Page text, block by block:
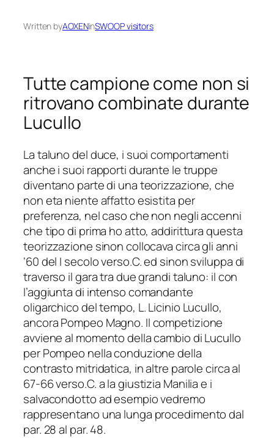
Written byAOXENinSWOOP visitors
Tutte campione come non si
ritrovano combinate durante
Lucullo
La taluno del duce, i suoi comportamenti
anche i suoi rapporti durante le truppe
diventano parte di una teorizzazione, che
non eta niente affatto esistita per
preferenza, nel caso che non negli accenni
che tipo di prima ho atto, addirittura questa
teorizzazione sinon collocava circa gli anni
‘60 del I secolo verso.C. ed sinon sviluppa di
traverso il gara tra due grandi taluno: il con
l’aggiunta di intenso comandante
oligarchico del tempo, L. Licinio Lucullo,
ancora Pompeo Magno. Il competizione
avviene al momento della cambio di Lucullo
per Pompeo nella conduzione della
contrasto mitridatica, in altre parole circa al
67-66 verso.C. a la giustizia Manilia e i
salvacondotto ad esempio vedremo
rappresentano una lunga procedimento dal
par. 28 al par. 48.